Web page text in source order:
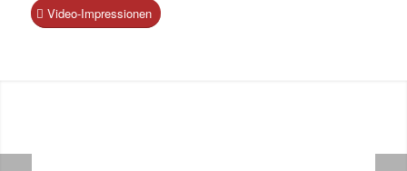
Video-Impressionen